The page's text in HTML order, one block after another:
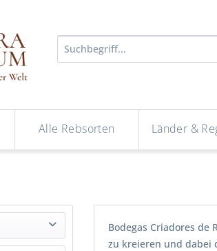
Alle Rebsorten Länder &
Bodegas Criadores
zu kreieren und dabei